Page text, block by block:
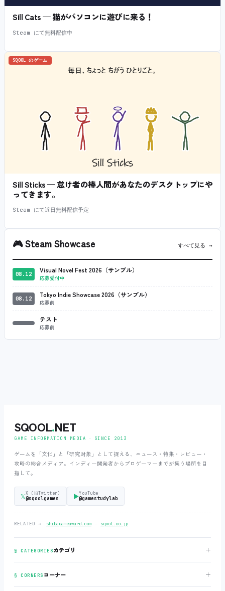
Sill Cats — 猫がパソコンに遊びに来る！
Steam にて無料配信中
SQOOL のゲーム
Sill Sticks — 怠け者の棒人間があなたのデスクトップにや
ってきます。
Steam にて近日無料配信予定
🎮Steam Showcase すべて見る →
08.12 Visual Novel Fest 2026（サンプル）
応募受付中
08.12 Tokyo Indie Showcase 2026（サンプル）
応募前
テスト
応募前
SQOOL.NET
GAME INFORMATION MEDIA ‧ SINCE 2013
ゲームを「文化」と「研究対象」として捉える、ニュース・特集・レビュー・
攻略の総合メディア。インディー開発者からプロゲーマーまでが集う場所を目
指して。
𝕏X (旧Twitter)
@sqoolgames ▶YouTube
@gamestudylab
RELATED → shibagameaward.com ‧ sqool.co.jp
§ CATEGORIESカテゴリ ＋
§ CORNERS コーナー ＋